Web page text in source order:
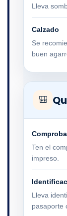
Lleva
Calzado
Se
buen
🎒
Ten el
impreso.
Lleva
pasaporte